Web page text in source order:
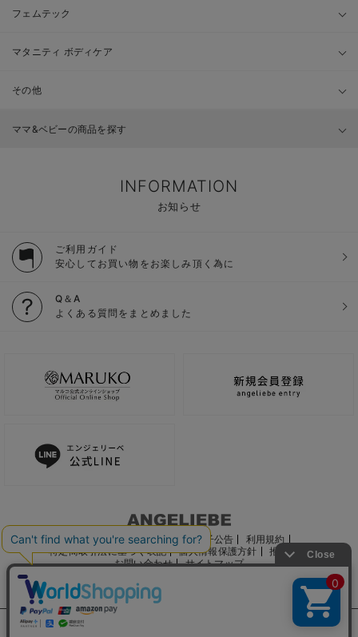
フェムテック
マタニティ ボディケア
その他
ママ&ベビーの商品を探す
INFORMATION
お知らせ
ご利用ガイド
安心してお買い物をお楽しみ頂く為に
Q＆A
よくある質問をまとめました
ご利用ガイド 会社概要 電子公告
利用規約
特定商取引法に基づく表記
個人情報保護方針
推奨環境
お問い合わせ
サイトマップ
サイト内の文章、画像などの著作物はマルコ株式会社に属します。